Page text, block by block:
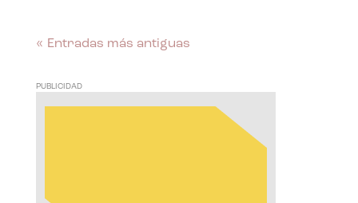
« Entradas más antiguas
PUBLICIDAD